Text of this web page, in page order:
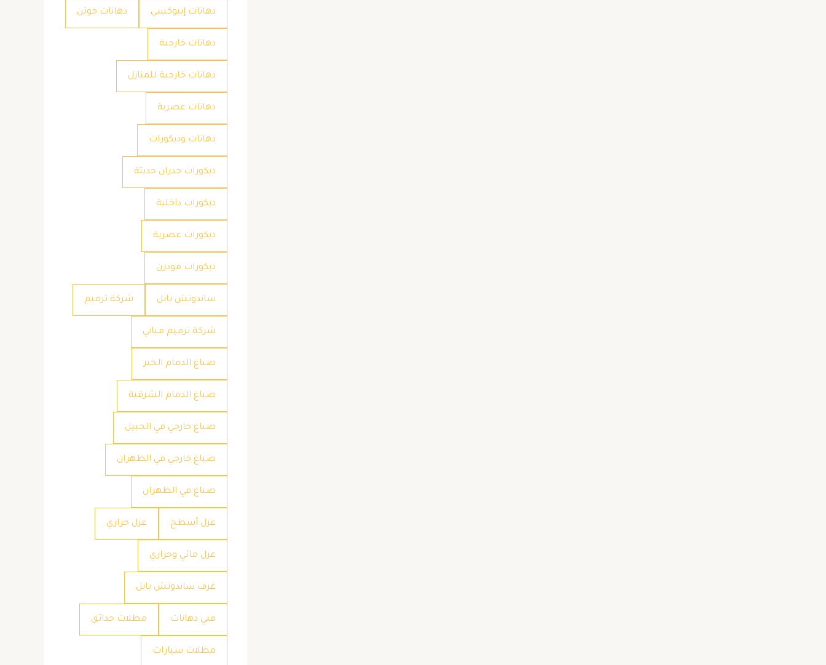
دهانات إيبوكسي دهانات جوتن
دهانات خارجية
دهانات خارجية للمنازل
دهانات عصرية
دهانات وديكورات
ديكورات جدران حديثة
ديكورات داخلية
ديكورات عصرية
ديكورات مودرن
ساندوتش بانل شركة ترميم
شركة ترميم مباني
صباغ الدمام الخبر
صباغ الدمام الشرقية
صباغ خارجي في الجبيل
صباغ خارجي في الظهران
صباغ في الظهران
عزل أسطح عزل حراري
عزل مائي وحراري
غرف ساندوتش بانل
فني دهانات مظلات حدائق
مظلات سيارات